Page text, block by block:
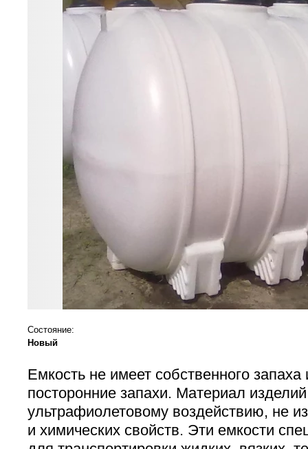
Состояние:
Новый
Емкость не имеет собственного
посторонние запахи. Материал
ультрафиолетовому воздействию, не
и химических свойств. Эти емкости